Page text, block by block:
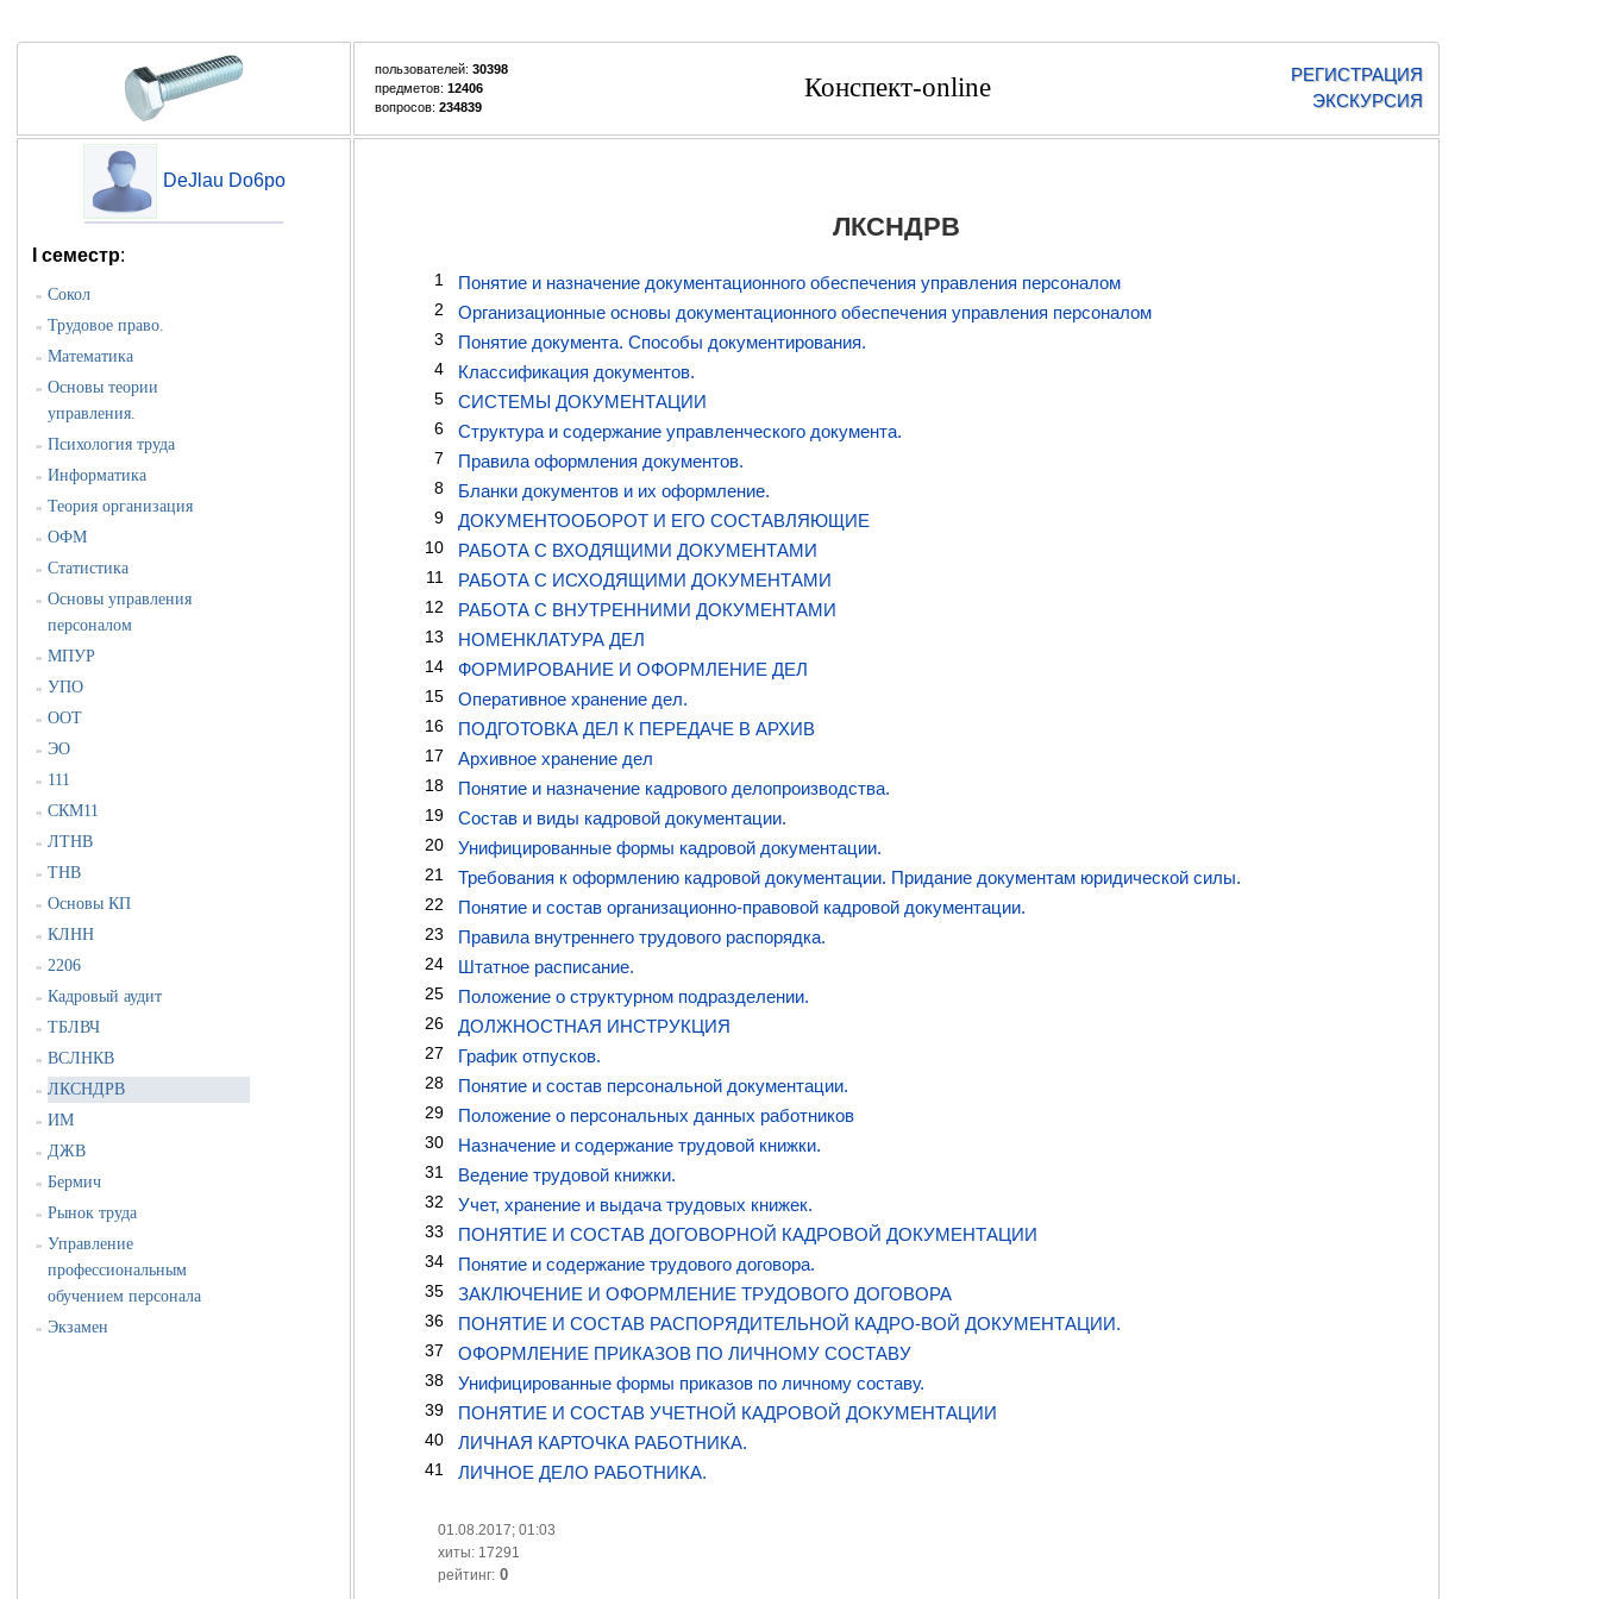
пользователей: 30398
предметов: 12406
вопросов: 234839
Конспект-online
РЕГИСТРАЦИЯ
ЭКСКУРСИЯ
DeJlau Do6po
I семестр:
» Сокол
» Трудовое право.
» Математика
» Основы теории
управления.
» Психология труда
» Информатика
» Теория организация
» ОФМ
» Статистика
» Основы управления
персоналом
» МПУР
» УПО
» ООТ
» ЭО
» 111
» СКМ11
» ЛТНВ
» ТНВ
» Основы КП
» КЛНН
» 2206
» Кадровый аудит
» ТБЛВЧ
» ВСЛНКВ
» ЛКСНДРВ
» ИМ
» ДЖВ
» Бермич
» Рынок труда
» Управление
профессиональным
обучением персонала
» Экзамен
ЛКСНДРВ
1 Понятие и назначение документационного обеспечения управления персоналом
2 Организационные основы документационного обеспечения управления персоналом
3 Понятие документа. Способы документирования.
4 Классификация документов.
5 СИСТЕМЫ ДОКУМЕНТАЦИИ
6 Структура и содержание управленческого документа.
7 Правила оформления документов.
8 Бланки документов и их оформление.
9 ДОКУМЕНТООБОРОТ И ЕГО СОСТАВЛЯЮЩИЕ
10 РАБОТА С ВХОДЯЩИМИ ДОКУМЕНТАМИ
11 РАБОТА С ИСХОДЯЩИМИ ДОКУМЕНТАМИ
12 РАБОТА С ВНУТРЕННИМИ ДОКУМЕНТАМИ
13 НОМЕНКЛАТУРА ДЕЛ
14 ФОРМИРОВАНИЕ И ОФОРМЛЕНИЕ ДЕЛ
15 Оперативное хранение дел.
16 ПОДГОТОВКА ДЕЛ К ПЕРЕДАЧЕ В АРХИВ
17 Архивное хранение дел
18 Понятие и назначение кадрового делопроизводства.
19 Состав и виды кадровой документации.
20 Унифицированные формы кадровой документации.
21 Требования к оформлению кадровой документации. Придание документам юридической силы.
22 Понятие и состав организационно-правовой кадровой документации.
23 Правила внутреннего трудового распорядка.
24 Штатное расписание.
25 Положение о структурном подразделении.
26 ДОЛЖНОСТНАЯ ИНСТРУКЦИЯ
27 График отпусков.
28 Понятие и состав персональной документации.
29 Положение о персональных данных работников
30 Назначение и содержание трудовой книжки.
31 Ведение трудовой книжки.
32 Учет, хранение и выдача трудовых книжек.
33 ПОНЯТИЕ И СОСТАВ ДОГОВОРНОЙ КАДРОВОЙ ДОКУМЕНТАЦИИ
34 Понятие и содержание трудового договора.
35 ЗАКЛЮЧЕНИЕ И ОФОРМЛЕНИЕ ТРУДОВОГО ДОГОВОРА
36 ПОНЯТИЕ И СОСТАВ РАСПОРЯДИТЕЛЬНОЙ КАДРО-ВОЙ ДОКУМЕНТАЦИИ.
37 ОФОРМЛЕНИЕ ПРИКАЗОВ ПО ЛИЧНОМУ СОСТАВУ
38 Унифицированные формы приказов по личному составу.
39 ПОНЯТИЕ И СОСТАВ УЧЕТНОЙ КАДРОВОЙ ДОКУМЕНТАЦИИ
40 ЛИЧНАЯ КАРТОЧКА РАБОТНИКА.
41 ЛИЧНОЕ ДЕЛО РАБОТНИКА.
01.08.2017; 01:03
хиты: 17291
рейтинг: 0